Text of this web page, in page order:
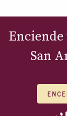
Enciende
San